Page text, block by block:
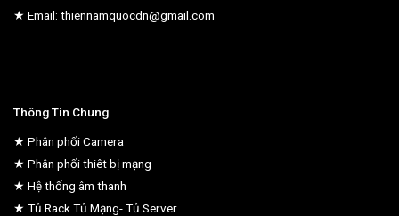
★ Email: thiennamquocdn@gmail.com
Thông Tin Chung
★ Phân phối Camera
★ Phân phối thiêt bị mạng
★ Hệ thống âm thanh
★ Tủ Rack Tủ Mạng- Tủ Server